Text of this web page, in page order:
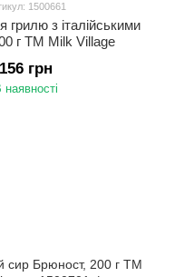
1500661
грилю з італійськими
г ТМ Milk Village
156 грн
наявності